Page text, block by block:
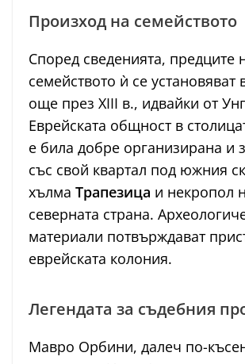
Произход на семейството
Според сведенията, предците
семейството ѝ се установяват
още през XIII в., идвайки от
Еврейската общност в
е била добре организирана и
със свой квартал под южния
хълма Трапезица и некропол
северната страна.
материали потвърждават
еврейската колония.
Легендата за съдебния
Мавро Орбини, далеч по-